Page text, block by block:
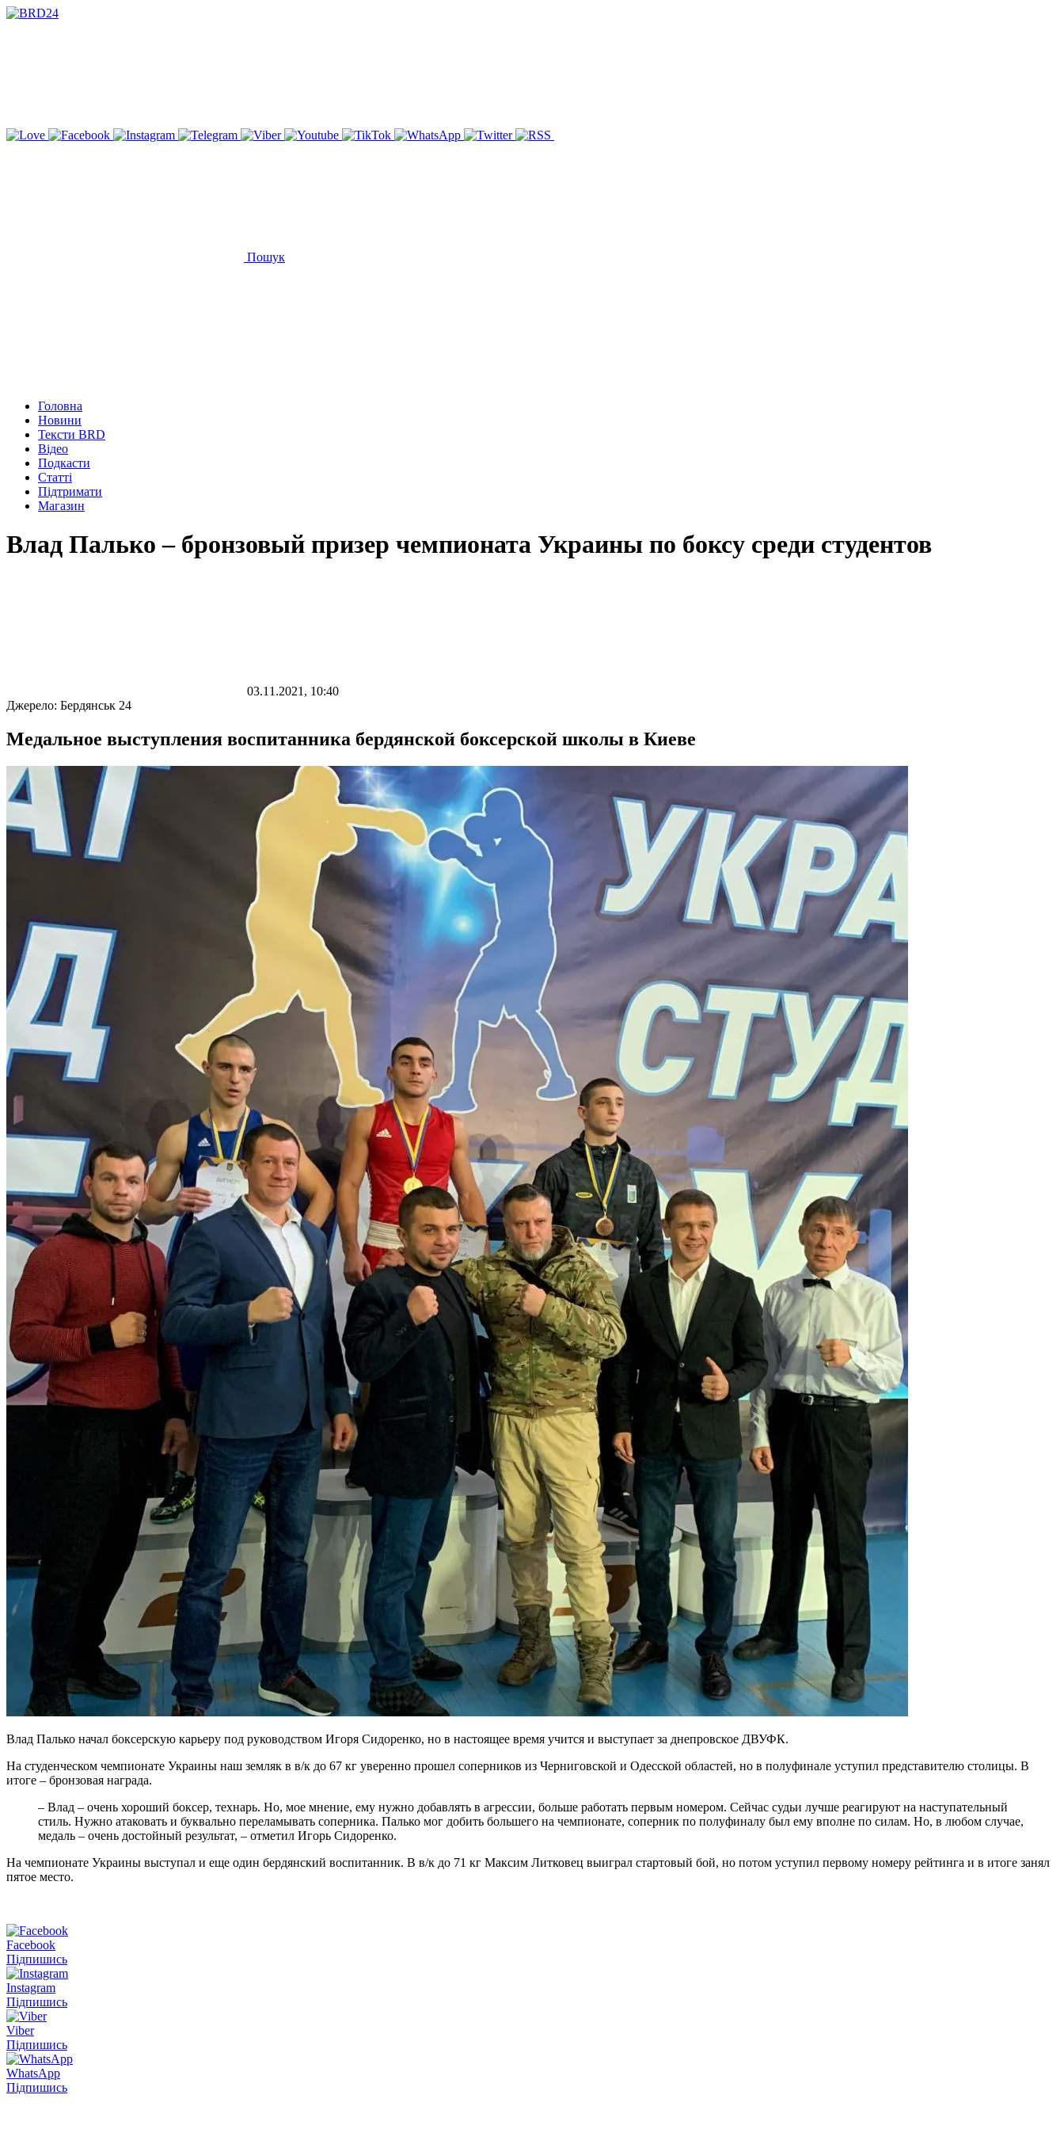
Пошук
Головна
Новини
Тексти BRD
Відео
Подкасти
Статті
Підтримати
Магазин
Влад Палько – бронзовый призер чемпионата Украины по боксу среди студентов
03.11.2021, 10:40
Джерело: Бердянськ 24
Медальное выступления воспитанника бердянской боксерской школы в Киеве
Влад Палько начал боксерскую карьеру под руководством Игоря Сидоренко, но в настоящее время учится и выступает за днепровское ДВУФК.
На студенческом чемпионате Украины наш земляк в в/к до 67 кг уверенно прошел соперников из Черниговской и Одесской областей, но в полуфинале уступил представителю столицы. В
итоге – бронзовая награда.
– Влад – очень хороший боксер, технарь. Но, мое мнение, ему нужно добавлять в агрессии, больше работать первым номером. Сейчас судьи лучше реагируют на наступательный
стиль. Нужно атаковать и буквально переламывать соперника. Палько мог добить большего на чемпионате, соперник по полуфиналу был ему вполне по силам. Но, в любом случае,
медаль – очень достойный результат, – отметил Игорь Сидоренко.
На чемпионате Украины выступал и еще один бердянский воспитанник. В в/к до 71 кг Максим Литковец выиграл стартовый бой, но потом уступил первому номеру рейтинга и в итоге занял
пятое место.
Facebook
Підпишись
Instagram
Підпишись
Viber
Підпишись
WhatsApp
Підпишись